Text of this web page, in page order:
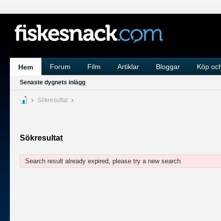
Hem Forum Film Artiklar Bloggar Köp
Senaste dygnets inlägg
Sökresultat
Sökresultat
Search result already expired, please try a new search.